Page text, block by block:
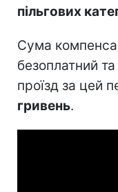
пільгових
Сума
безоплатний
проїзд за цей
гривень.